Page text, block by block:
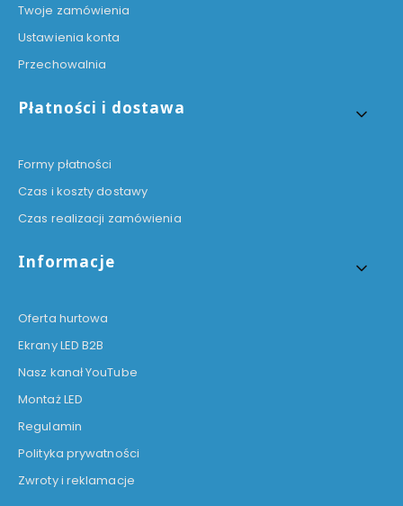
Twoje zamówienia
Ustawienia konta
Przechowalnia
Płatności i dostawa
Formy płatności
Czas i koszty dostawy
Czas realizacji zamówienia
Informacje
Oferta hurtowa
Ekrany LED B2B
Nasz kanał YouTube
Montaż LED
Regulamin
Polityka prywatności
Zwroty i reklamacje